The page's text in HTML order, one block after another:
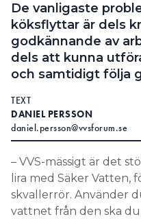
SEARCH
De vanligaste
köksflyttar är dels
godkännande av
dels att kunna
och samtidigt följa
TEXT
DANIEL PERSSON
daniel.persson@vvsforum.se
– VVS-mässigt är det
lira med Säker Vatten,
skvallerrör. Använder
vattnet från den ska